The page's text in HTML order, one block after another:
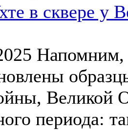
в сквере у
Напомним,
Великой
периода: